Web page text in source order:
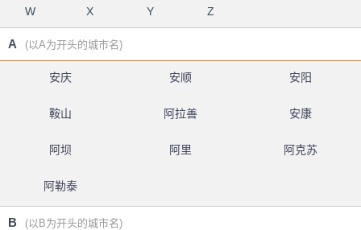
W X Y Z
A (以A为开头的城市名)
安庆 安顺 安阳
鞍山 阿拉善 安康
阿坝 阿里 阿克苏
阿勒泰
B (以B为开头的城市名)